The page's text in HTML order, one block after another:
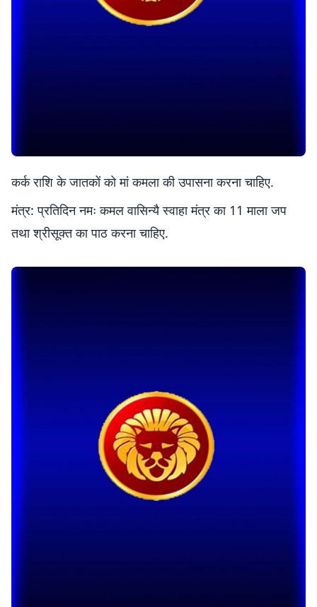
कर्क राशि के जातकों को मां कमला की उपासना करना चाहिए.
मंत्र: प्रतिदिन नमः कमल वासिन्यै स्वाहा मंत्र का 11 माला जप
तथा श्रीसूक्त का पाठ करना चाहिए.